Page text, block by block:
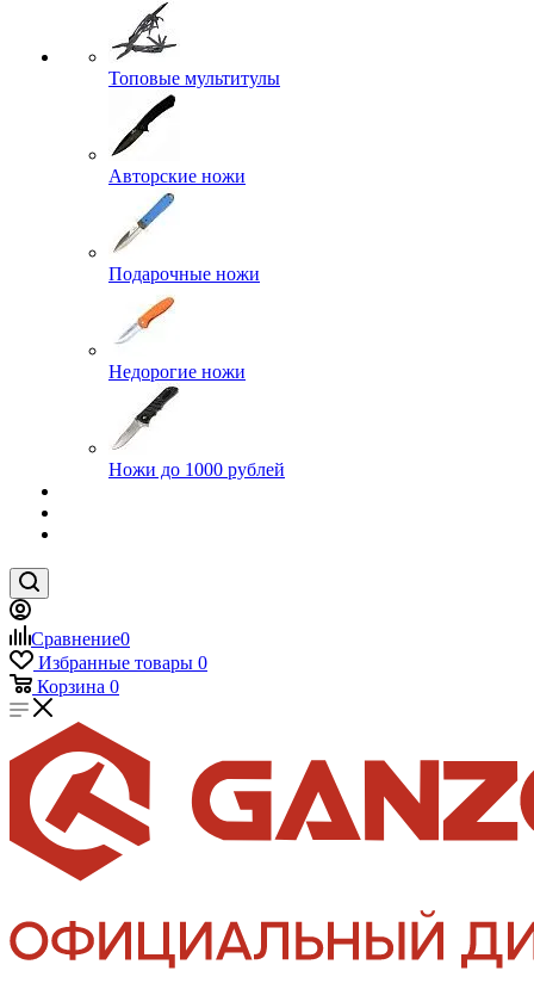
Топовые мультитулы
Авторские ножи
Подарочные ножи
Недорогие ножи
Ножи до 1000 рублей
Сравнение0
Избранные товары 0
Корзина 0